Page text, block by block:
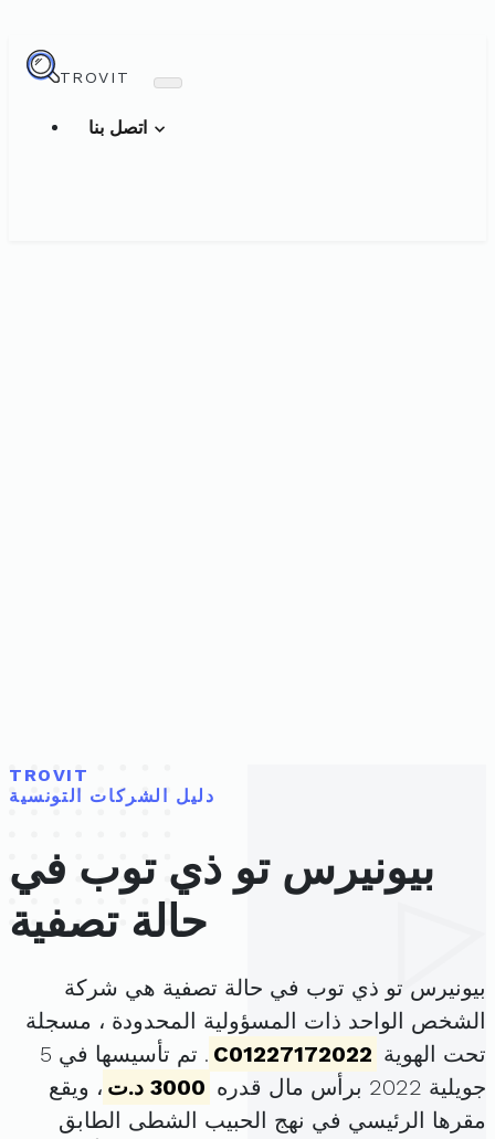
TROVIT
TROVIT
دليل الشركات التونسية
بيونيرس تو ذي توب في
حالة تصفية
بيونيرس تو ذي توب في حالة تصفية هي شركة
الشخص الواحد ذات المسؤولية المحدودة ، مسجلة
تحت الهوية C01227172022
. تم تأسيسها في 5
جويلية 2022 برأس مال قدره
3000 د.ت
، ويقع
مقرها الرئيسي في نهج الحبيب الشطى الطابق